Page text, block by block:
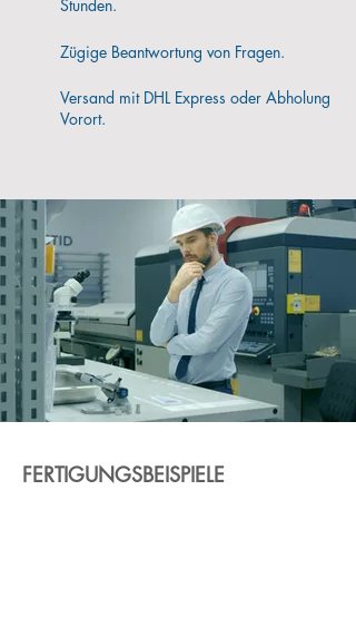
Stunden.
Zügige Beantwortung von Fragen.
Versand mit DHL Express oder Abholung
Vorort.
FERTIGUNGSBEISPIELE